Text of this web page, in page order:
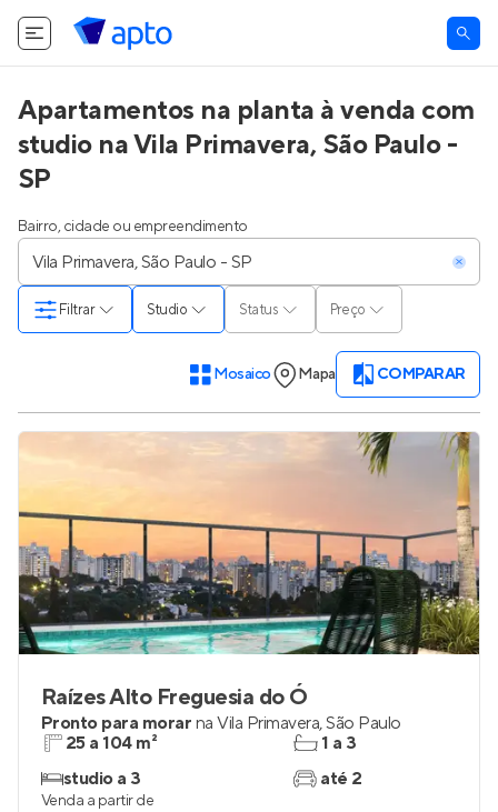
Apartamentos na planta à venda com
studio na Vila Primavera, São Paulo -
SP
Bairro, cidade ou empreendimento
Studio Status Preço
Filtrar
Mosaico Mapa COMPARAR
Raízes Alto Freguesia do Ó
Pronto para morar na Vila Primavera,São Paulo
25 a 104 m²
studio a 3
1 a 3
até 2
Venda a partir de